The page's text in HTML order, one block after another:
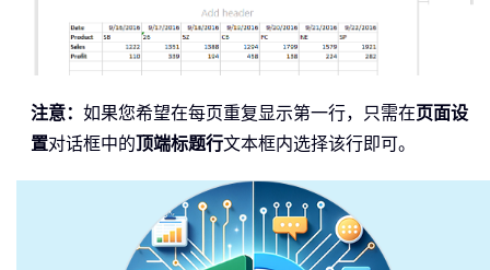
注意： 如果您希望在每页重复显示第一行，只需在页面设
置对话框中的顶端标题行文本框内选择该行即可。